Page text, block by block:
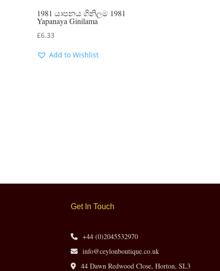
1981 යාපනය ගිනිලම 1981
Yapanaya Ginilama
£6.33
Add to Wishlist
Get In Touch
+44 (0)2045532970
info@ceylonboutique.co.uk
44 Dawn Redwood Close, Horton, SL3